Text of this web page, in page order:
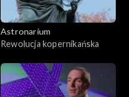
Astronarium
Rewolucja kopernikańska